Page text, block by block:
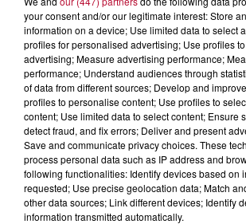
L'actu RTS dans le Sud
your consent and/or our legitimate interest: Store
information on a device; Use limited data to select
profiles for personalised advertising; Use profiles
advertising; Measure advertising performance;
performance; Understand audiences through
of data from different sources; Develop and
profiles to personalise content; Use profiles to
content; Use limited data to select content; Ensure
detect fraud, and fix errors; Deliver and present
Save and communicate privacy choices. These
process personal data such as IP address and
following functionalities: Identify devices based on
requested; Use precise geolocation data; Match
other data sources; Link different devices; Identify
information transmitted automatically.